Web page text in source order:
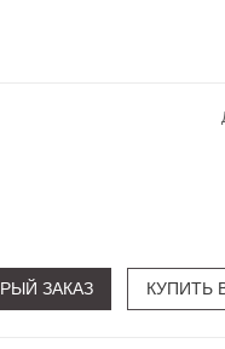
ЗАКАЗ КУПИТЬ